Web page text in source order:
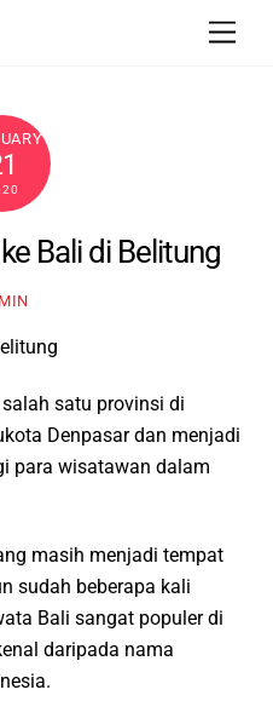
Bali di Belitung
satu provinsi di
Denpasar dan menjadi
para wisatawan dalam
masih menjadi tempat
sudah beberapa kali
Bali sangat populer di
daripada nama